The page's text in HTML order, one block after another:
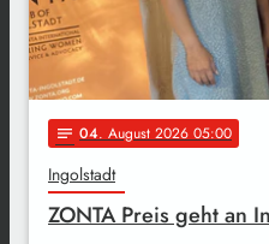
notes 04. August 2026 05:00
Ingolstadt
ZONTA Preis geht an